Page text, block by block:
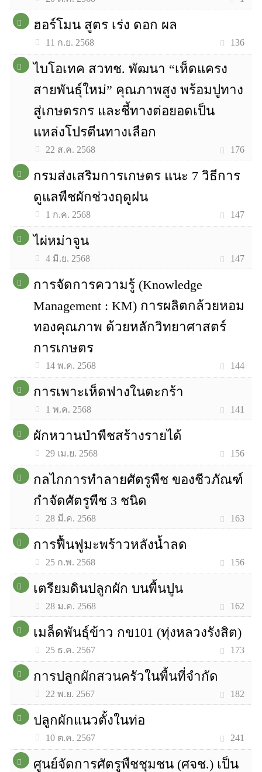
ฮอร์โมน สูตร เร่ง ดอก ผล
11 ก.ย. 2568 136
ไบโอเทค สวทช. พัฒนา “เห็ดแครง
สายพันธุ์ใหม่” คุณภาพสูง พร้อมปูทาง
สู่เกษตรกร และชี้ทางต่อยอดเป็น
แหล่งโปรตีนทางเลือก
22 ส.ค. 2568 176
กรมส่งเสริมการเกษตร แนะ 7 วิธีการ
ดูแลพืชผักช่วงฤดูฝน
1 ก.ค. 2568 147
ไผ่หม่าจูน
4 มิ.ย. 2568 147
การจัดการความรู้ (Knowledge
Management : KM) การผลิตกล้วยหอม
ทองคุณภาพ ด้วยหลักวิทยาศาสตร์
การเกษตร
14 พ.ค. 2568 144
การเพาะเห็ดฟางในตะกร้า
1 พ.ค. 2568 141
ผักหวานป่าพืชสร้างรายได้
29 เม.ย. 2568 156
กลไกการทำลายศัตรูพืช ของชีวภัณฑ์
กำจัดศัตรูพืช 3 ชนิด
28 มี.ค. 2568 163
การฟื้นฟูมะพร้าวหลังน้ำลด
25 ก.พ. 2568 156
เตรียมดินปลูกผัก บนพื้นปูน
28 ม.ค. 2568 162
เมล็ดพันธุ์ข้าว กข101 (ทุ่งหลวงรังสิต)
25 ธ.ค. 2567 173
การปลูกผักสวนครัวในพื้นที่จำกัด
22 พ.ย. 2567 182
ปลูกผักแนวตั้งในท่อ
10 ต.ค. 2567 241
ศูนย์จัดการศัตรูพืชชุมชน (ศจช.) เป็น